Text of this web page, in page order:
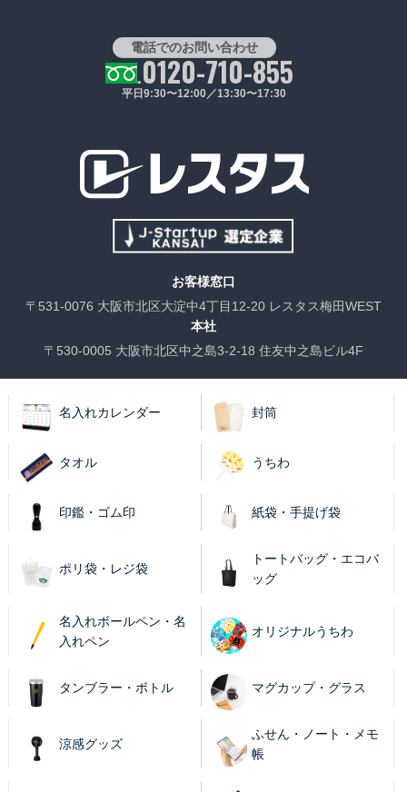
電話でのお問い合わせ
0120-710-855
平日9:30〜12:00／13:30〜17:30
お客様窓口
〒531-0076 大阪市北区大淀中4丁目12-20 レスタス梅田WEST
本社
〒530-0005 大阪市北区中之島3-2-18 住友中之島ビル4F
名入れカレンダー 封筒
タオル うちわ
印鑑・ゴム印 紙袋・手提げ袋
ポリ袋・レジ袋
トートバッグ・エコバ
ッグ
名入れボールペン・名
入れペン
オリジナルうちわ
タンブラー・ボトル マグカップ・グラス
涼感グッズ
ふせん・ノート・メモ
帳